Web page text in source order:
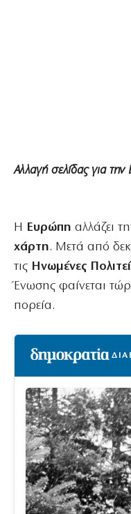
Αλλαγή σελίδας για
Η Ευρώπη αλλάζει
χάρτη. Μετά από
τις Ηνωμένες
Ένωσης φαίνεται
πορεία.